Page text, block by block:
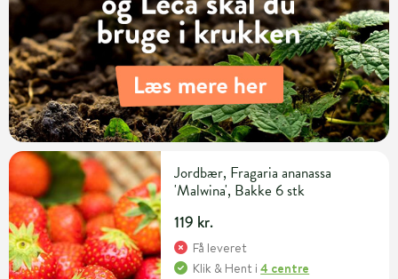
Jordbær, Fragaria ananassa
'Malwina', Bakke 6 stk
119 kr.
Få leveret
Klik & Hent i4 centre